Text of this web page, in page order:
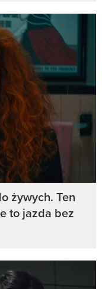
żywych. Ten
to jazda bez